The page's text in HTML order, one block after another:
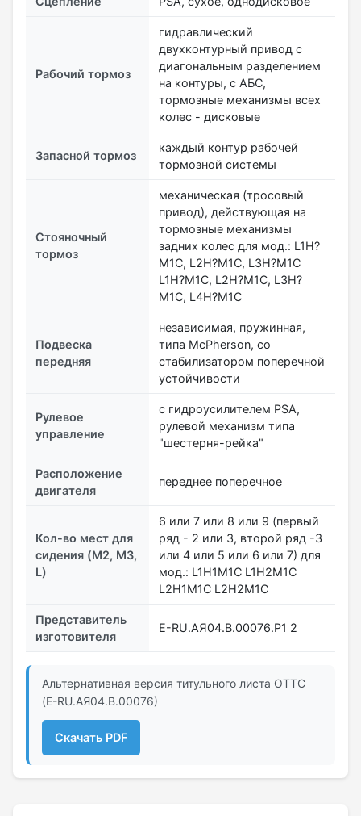
Рабочий тормоз
гидравлический
двухконтурный привод с
диагональным разделением
на контуры, с АБС,
тормозные механизмы всех
колес - дисковые
Запасной тормоз
каждый контур рабочей
тормозной системы
Стояночный
тормоз
механическая (тросовый
привод), действующая на
тормозные механизмы
задних колес для мод.: L1H?
M1C, L2H?M1C, L3H?M1C
L1H?M1C, L2H?M1C, L3H?
M1C, L4H?M1C
Подвеска
передняя
независимая, пружинная,
типа McPherson, со
стабилизатором поперечной
устойчивости
Рулевое
управление
с гидроусилителем PSA,
рулевой механизм типа
"шестерня-рейка"
Расположение
двигателя
переднее поперечное
Кол-во мест для
сидения (M2, M3,
L)
6 или 7 или 8 или 9 (первый
ряд - 2 или 3, второй ряд -3
или 4 или 5 или 6 или 7) для
мод.: L1H1M1C L1H2M1C
L2H1M1C L2H2M1C
Представитель
изготовителя
Е-RU.АЯ04.В.00076.Р1 2
Альтернативная версия титульного листа ОТТС
(Е-RU.АЯ04.В.00076)
Скачать PDF